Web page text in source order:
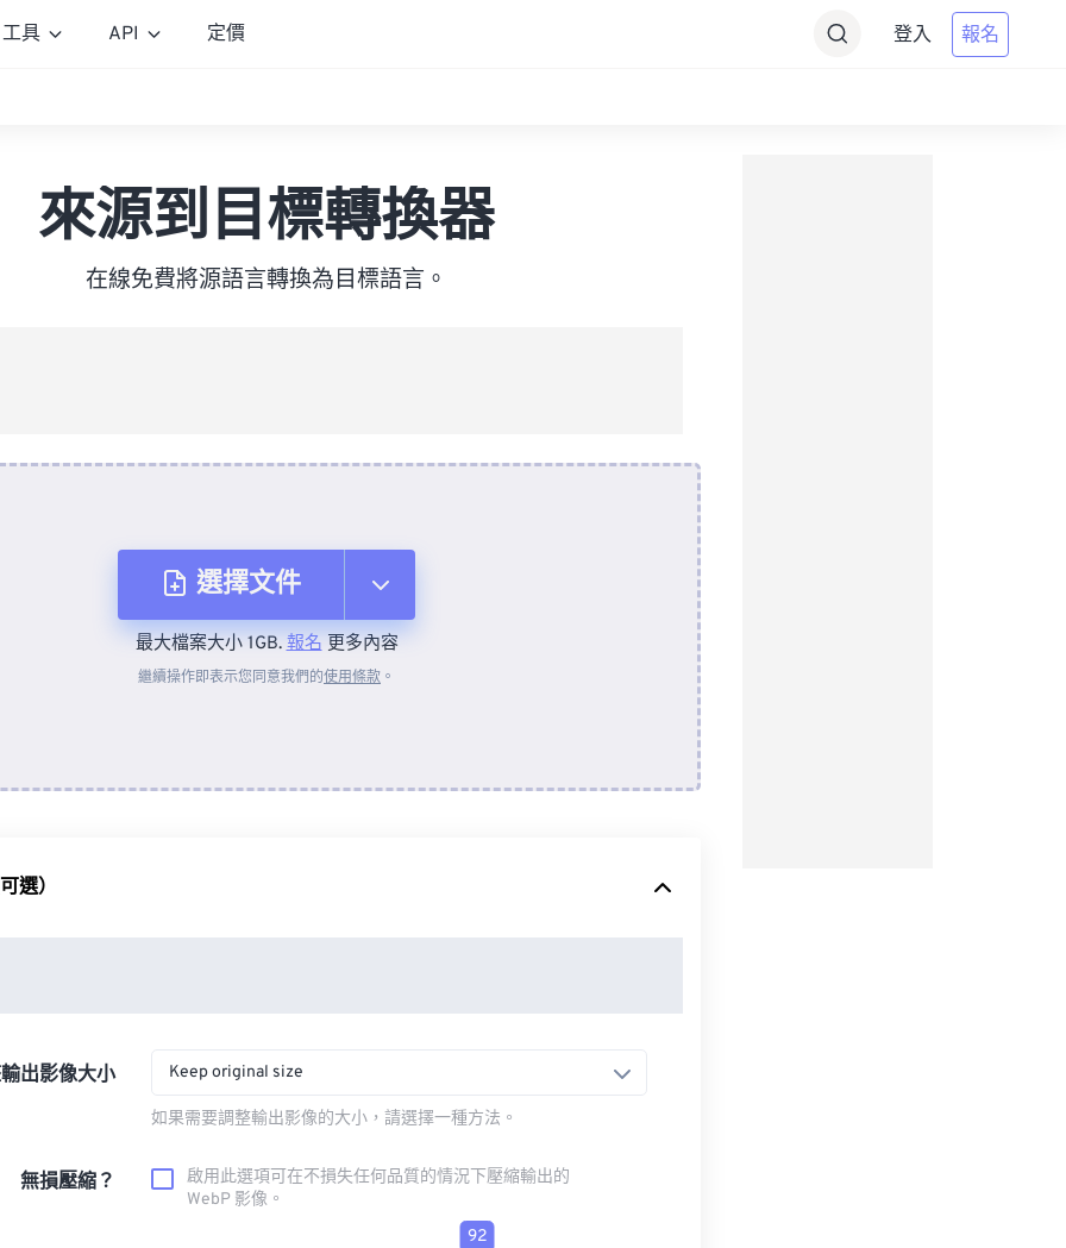
工具 API 定價 登入 報名
來源到目標轉換器
在線免費將源語言轉換為目標語言。
選擇文件
來自裝置
最大檔案大小 1GB.報名更多內容
繼續操作即表示您同意我們的使用條款 。
選）
出影像大小 Keep original size
如果需要調整輸出影像的大小，請選擇一種方法。
無損壓縮？
啟用此選項可在不損失任何品質的情況下壓縮輸出的
WebP 影像。
92